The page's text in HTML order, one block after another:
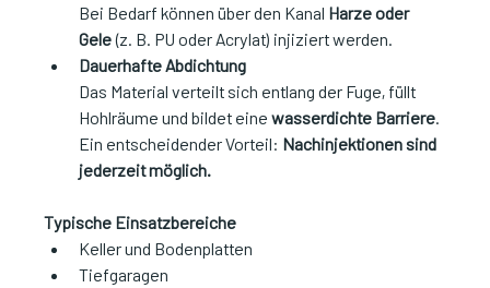
Bei Bedarf können über den Kanal Harze oder
Gele (z. B. PU oder Acrylat) injiziert werden.
Dauerhafte Abdichtung
Das Material verteilt sich entlang der Fuge, füllt
Hohlräume und bildet eine wasserdichte Barriere.
Ein entscheidender Vorteil: Nachinjektionen sind
jederzeit möglich.
Typische Einsatzbereiche
Keller und Bodenplatten
Tiefgaragen